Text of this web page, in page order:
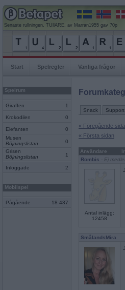
Senaste rullningen, TUllARE, av Marran1955 gav 70p
Start Spelregler Vanliga frågor
Spelrum
Giraffen 1
Krokodilen 0
Elefanten
0
Musen
Böjningslistan
0
Grisen
Böjningslistan
1
Inloggade 2
Mobilspel
Pågående 18 437
Snack Support
« Föregående sida
« Första sidan
Användare
Rombis - Ej
Antal inlägg:
12458
SmålandsMira